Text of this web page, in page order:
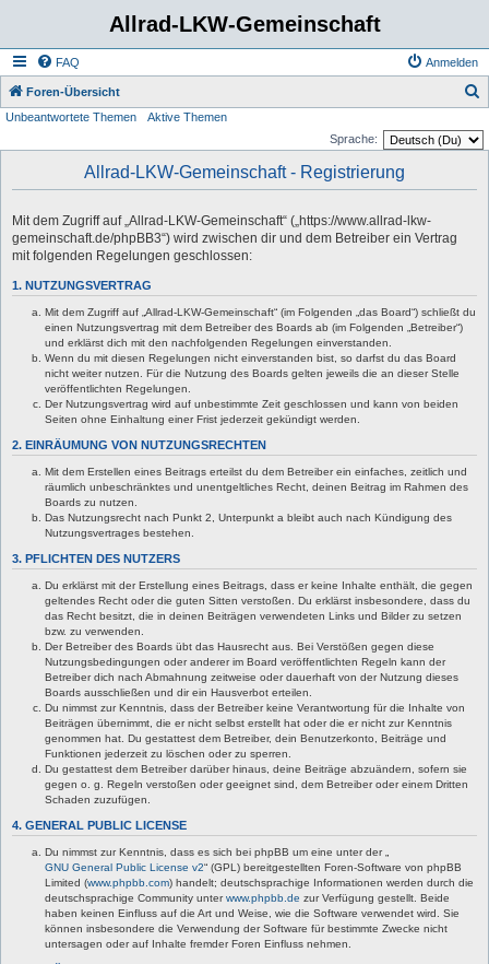
Allrad-LKW-Gemeinschaft
FAQ Anmelden
Foren-Übersicht
Unbeantwortete Themen
Aktive Themen
Sprache:
Allrad-LKW-Gemeinschaft - Registrierung
Mit dem Zugriff auf „Allrad-LKW-Gemeinschaft“ („https://www.allrad-lkw-
gemeinschaft.de/phpBB3“) wird zwischen dir und dem Betreiber ein Vertrag
mit folgenden Regelungen geschlossen:
1. NUTZUNGSVERTRAG
Mit dem Zugriff auf „Allrad-LKW-Gemeinschaft“ (im Folgenden „das Board“) schließt du
einen Nutzungsvertrag mit dem Betreiber des Boards ab (im Folgenden „Betreiber“)
und erklärst dich mit den nachfolgenden Regelungen einverstanden.
Wenn du mit diesen Regelungen nicht einverstanden bist, so darfst du das Board
nicht weiter nutzen. Für die Nutzung des Boards gelten jeweils die an dieser Stelle
veröffentlichten Regelungen.
Der Nutzungsvertrag wird auf unbestimmte Zeit geschlossen und kann von beiden
Seiten ohne Einhaltung einer Frist jederzeit gekündigt werden.
2. EINRÄUMUNG VON NUTZUNGSRECHTEN
Mit dem Erstellen eines Beitrags erteilst du dem Betreiber ein einfaches, zeitlich und
räumlich unbeschränktes und unentgeltliches Recht, deinen Beitrag im Rahmen des
Boards zu nutzen.
Das Nutzungsrecht nach Punkt 2, Unterpunkt a bleibt auch nach Kündigung des
Nutzungsvertrages bestehen.
3. PFLICHTEN DES NUTZERS
Du erklärst mit der Erstellung eines Beitrags, dass er keine Inhalte enthält, die gegen
geltendes Recht oder die guten Sitten verstoßen. Du erklärst insbesondere, dass du
das Recht besitzt, die in deinen Beiträgen verwendeten Links und Bilder zu setzen
bzw. zu verwenden.
Der Betreiber des Boards übt das Hausrecht aus. Bei Verstößen gegen diese
Nutzungsbedingungen oder anderer im Board veröffentlichten Regeln kann der
Betreiber dich nach Abmahnung zeitweise oder dauerhaft von der Nutzung dieses
Boards ausschließen und dir ein Hausverbot erteilen.
Du nimmst zur Kenntnis, dass der Betreiber keine Verantwortung für die Inhalte von
Beiträgen übernimmt, die er nicht selbst erstellt hat oder die er nicht zur Kenntnis
genommen hat. Du gestattest dem Betreiber, dein Benutzerkonto, Beiträge und
Funktionen jederzeit zu löschen oder zu sperren.
Du gestattest dem Betreiber darüber hinaus, deine Beiträge abzuändern, sofern sie
gegen o. g. Regeln verstoßen oder geeignet sind, dem Betreiber oder einem Dritten
Schaden zuzufügen.
4. GENERAL PUBLIC LICENSE
Du nimmst zur Kenntnis, dass es sich bei phpBB um eine unter der „
GNU General Public License v2“ (GPL) bereitgestellten Foren-Software von phpBB
Limited (www.phpbb.com) handelt; deutschsprachige Informationen werden durch die
deutschsprachige Community unterwww.phpbb.de zur Verfügung gestellt. Beide
haben keinen Einfluss auf die Art und Weise, wie die Software verwendet wird. Sie
können insbesondere die Verwendung der Software für bestimmte Zwecke nicht
untersagen oder auf Inhalte fremder Foren Einfluss nehmen.